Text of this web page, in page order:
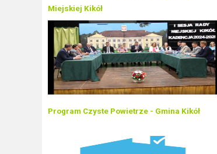
Miejskiej Kikół
Program Czyste Powietrze - Gmina Kikół